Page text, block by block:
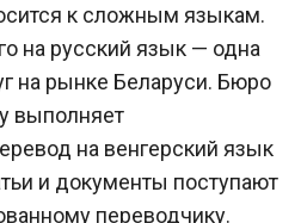
к сложным языкам.
на русский язык — одна
на рынке Беларуси. Бюро
выполняет
на венгерский язык
и документы поступают
переводчику.